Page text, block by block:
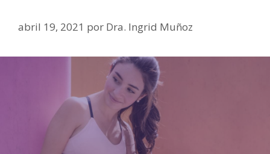
abril 19, 2021 por Dra. Ingrid Muñoz